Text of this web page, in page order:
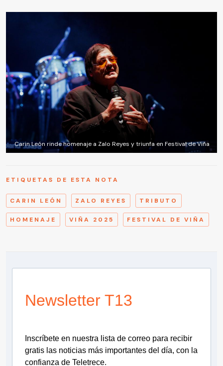
Carin León rinde homenaje a Zalo Reyes y triunfa en Festival de Viña
ETIQUETAS DE ESTA NOTA
CARIN LEÓN ZALO REYES TRIBUTO
HOMENAJE VIÑA 2025 FESTIVAL DE VIÑA
Newsletter T13
Inscríbete en nuestra lista de correo para recibir
gratis las noticias más importantes del día, con la
confianza de Teletrece.